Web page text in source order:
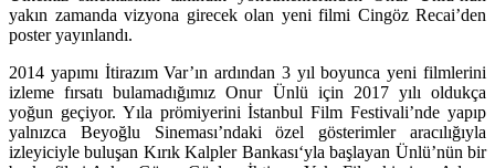
yakın zamanda vizyona girecek olan yeni filmi Cingöz Recai’den
poster yayınlandı.
2014 yapımı İtirazım Var’ın ardından 3 yıl boyunca yeni filmlerini
izleme fırsatı bulamadığımızOnur Ünlü için 2017 yılı oldukça
yoğun geçiyor. Yıla prömiyerini İstanbul Film Festivali’nde yapıp
yalnızca Beyoğlu Sineması’ndaki özel gösterimler aracılığıyla
izleyiciyle buluşan Kırık Kalpler Bankası‘yla başlayan Ünlü’nün bir